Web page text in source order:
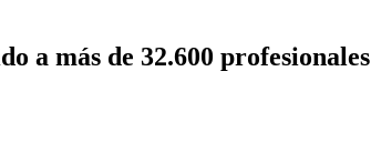
a más de 32.600 profesionales